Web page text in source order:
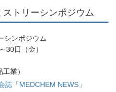
トリーシンポジウム
シンポジウム
30日（金）
業）
「MEDCHEM NEWS」